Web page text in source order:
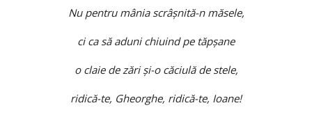
Nu pentru mânia scrâşnită-n măsele,
ci ca să aduni chiuind pe tăpşane
o claie de zări şi-o căciulă de stele,
ridică-te, Gheorghe, ridică-te, Ioane!